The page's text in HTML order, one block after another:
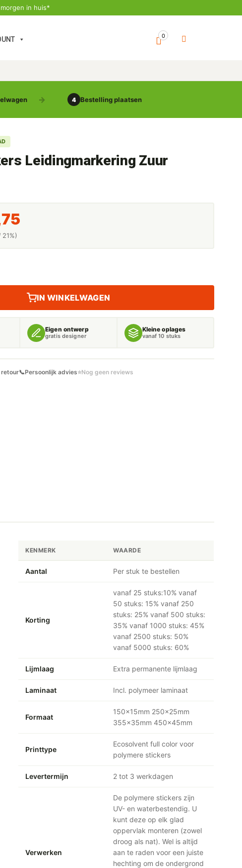
in huis*
0
4 Bestelling plaatsen
Leidingmarkering Zuur
IN WINKELWAGEN
Eigen ontwerp
gratis designer
Kleine oplages
vanaf 10 stuks
retour📞Persoonlijk advies⭐Nog geen reviews
KENMERK WAARDE
Aantal Per stuk te bestellen
Korting
vanaf 25 stuks:10% vanaf
50 stuks: 15% vanaf 250
stuks: 25% vanaf 500 stuks:
35% vanaf 1000 stuks: 45%
vanaf 2500 stuks: 50%
vanaf 5000 stuks: 60%
Lijmlaag Extra permanente lijmlaag
Laminaat Incl. polymeer laminaat
Formaat
150x15mm 250x25mm
355x35mm 450x45mm
Printtype
Ecosolvent full color voor
polymere stickers
Levertermijn 2 tot 3 werkdagen
Verwerken
De polymere stickers zijn
UV- en waterbestendig. U
kunt deze op elk glad
oppervlak monteren (zowel
droog als nat). Wel is altijd
aan te raden voor een juiste
hechting om de ondergrond